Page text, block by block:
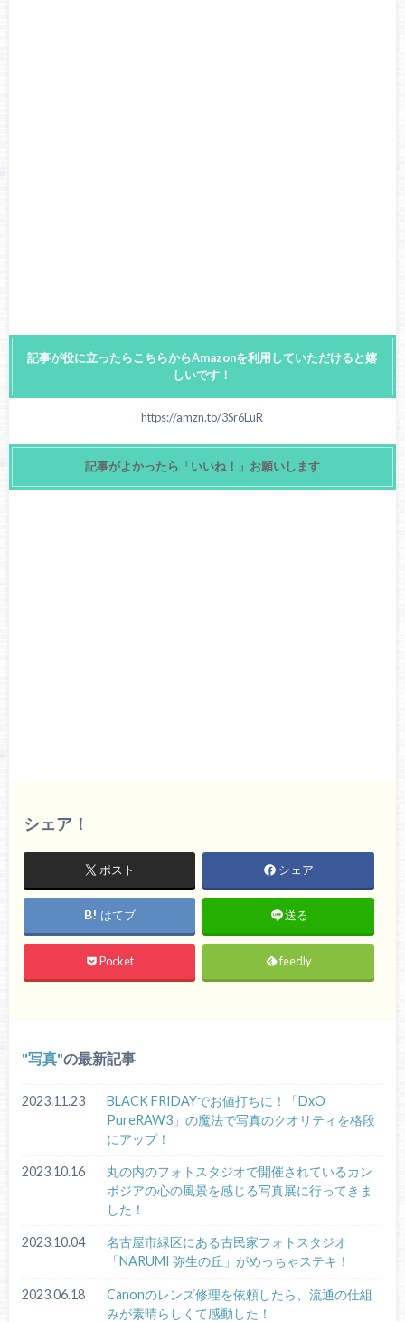
記事が役に立ったらこちらからAmazonを利用していただけると嬉
しいです！
https://amzn.to/3Sr6LuR
記事がよかったら「いいね！」お願いします
シェア！
ポスト シェア
はてブ 送る
Pocket feedly
写真 の最新記事
2023.11.23
BLACK FRIDAYでお値打ちに！「DxO
PureRAW3」の魔法で写真のクオリティを格段
にアップ！
2023.10.16
丸の内のフォトスタジオで開催されているカン
ボジアの心の風景を感じる写真展に行ってきま
した！
2023.10.04
名古屋市緑区にある古民家フォトスタジオ
「NARUMI 弥生の丘」がめっちゃステキ！
2023.06.18
Canonのレンズ修理を依頼したら、流通の仕組
みが素晴らしくて感動した！